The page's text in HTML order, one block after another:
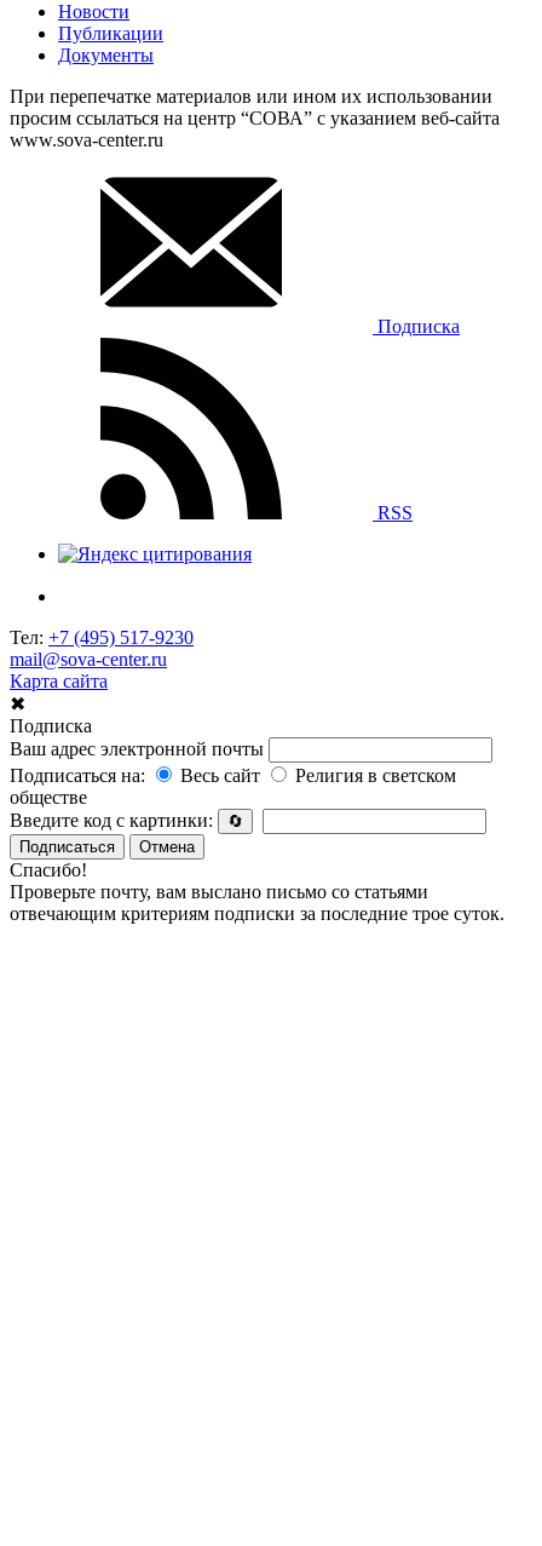
Новости
Публикации
Документы
При перепечатке материалов или ином их использовании
просим ссылаться на центр “СОВА” с указанием веб-сайта
www.sova-center.ru
Подписка
RSS
Тел: +7 (495) 517-9230
mail@sova-center.ru
Карта сайта
✖
Подписка
Ваш адрес электронной почты
Подписаться на:
Весь сайт
Религия в светском
обществе
Введите код с картинки:
🔄
Подписаться
Отмена
Спасибо!
Проверьте почту, вам выслано письмо со статьями
отвечающим критериям подписки за последние трое суток.